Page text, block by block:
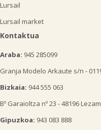
Lursail
Lursail market
Kontaktua
Araba: 945 285099
Granja Modelo Arkaute s/n -
Bizkaia: 944 555 063
Bº Garaioltza nº 23 - 48196
Gipuzkoa: 943 083 888